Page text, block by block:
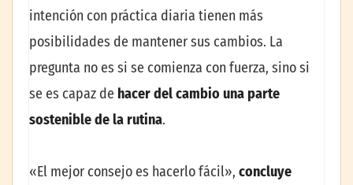
intención con práctica diaria tienen más
posibilidades de mantener sus cambios. La
pregunta no es si se comienza con fuerza, sino si
se es capaz de hacer del cambio una parte
sostenible de la rutina.
«El mejor consejo es hacerlo fácil», concluye